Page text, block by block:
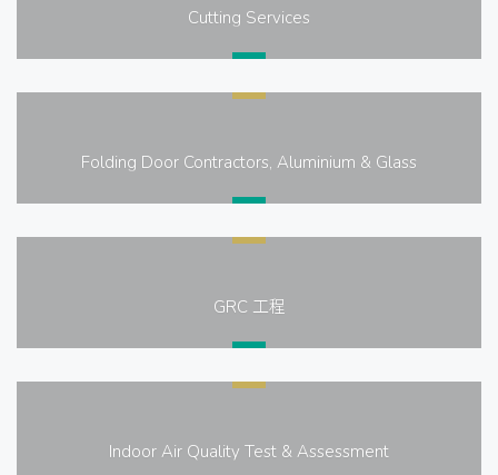
Cutting Services
Folding Door Contractors, Aluminium & Glass
GRC 工程
Indoor Air Quality Test & Assessment